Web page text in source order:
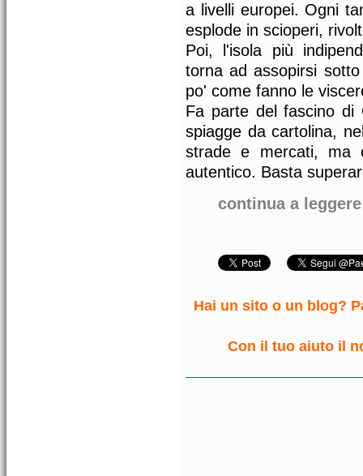
a livelli europei. Ogni
esplode in scioperi,
Poi, l'isola più
torna ad assopirsi
po' come fanno le
Fa parte del fascino di
spiagge da cartolina,
strade e mercati, ma
autentico. Basta
continua a
Hai un sito o un blog?
Con il tuo aiuto il